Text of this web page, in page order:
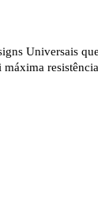
Universais